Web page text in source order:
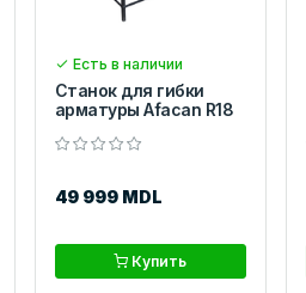
Есть в наличии
Станок для гибки
арматуры Afacan R18
49 999 MDL
Купить